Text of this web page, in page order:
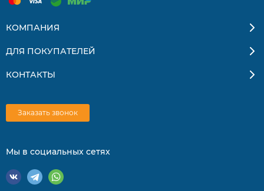
Оптимальное распределение воздуха
Ночной режим
Умный контроль и простое управление
КОМПАНИЯ
ДЛЯ ПОКУПАТЕЛЕЙ
КОНТАКТЫ
Заказать звонок
Мы в социальных сетях